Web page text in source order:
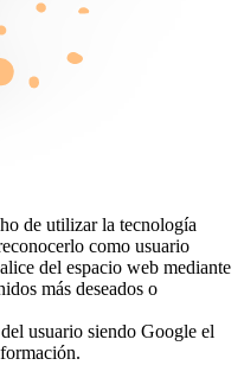
de utilizar la tecnología
como usuario
del espacio web mediante
más deseados o
usuario siendo Google el